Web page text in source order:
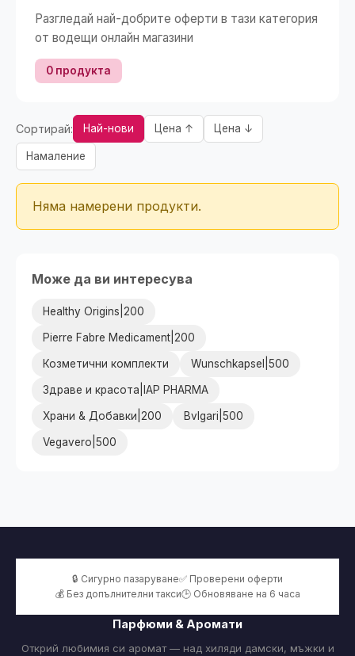
Разгледай най-добрите оферти в тази категория
от водещи онлайн магазини
0 продукта
Сортирай: Най-нови Цена ↑ Цена ↓
Намаление
Няма намерени продукти.
Може да ви интересува
Healthy Origins|200
Pierre Fabre Medicament|200
Козметични комплекти Wunschkapsel|500
Здраве и красота|IAP PHARMA
Храни & Добавки|200 Bvlgari|500
Vegavero|500
🔒 Сигурно пазаруване✅ Проверени оферти
💰 Без допълнителни такси🕒 Обновяване на 6 часа
Парфюми & Аромати
Открий любимия си аромат — над хиляди дамски, мъжки и